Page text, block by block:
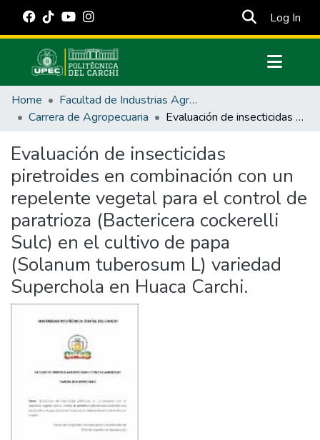
Log In
Communities & Collections
All of DSpace
Estadísticas Externas
Manuales
Home
Facultad de Industrias Agropecuarias y Ciencias Ambientales
Carrera de Agropecuaria
Evaluación de insecticidas piretroides en combinación con un repelente vegetal para el control de paratrioza (Bactericera cockerelli Sulc) en el cultivo de papa (Solanum tuberosum L) variedad Superchola en Huaca Carchi.
Evaluación de insecticidas
piretroides en combinación con un
repelente vegetal para el control de
paratrioza (Bactericera cockerelli
Sulc) en el cultivo de papa
(Solanum tuberosum L) variedad
Superchola en Huaca Carchi.